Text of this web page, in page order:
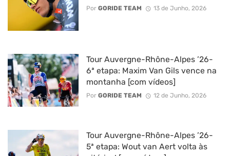
Por GORIDE TEAM 13 de Junho, 2026
Tour Auvergne-Rhône-Alpes ’26-
6ª etapa: Maxim Van Gils vence na
montanha [com vídeos]
Por GORIDE TEAM 12 de Junho, 2026
Tour Auvergne-Rhône-Alpes ’26-
5ª etapa: Wout van Aert volta às